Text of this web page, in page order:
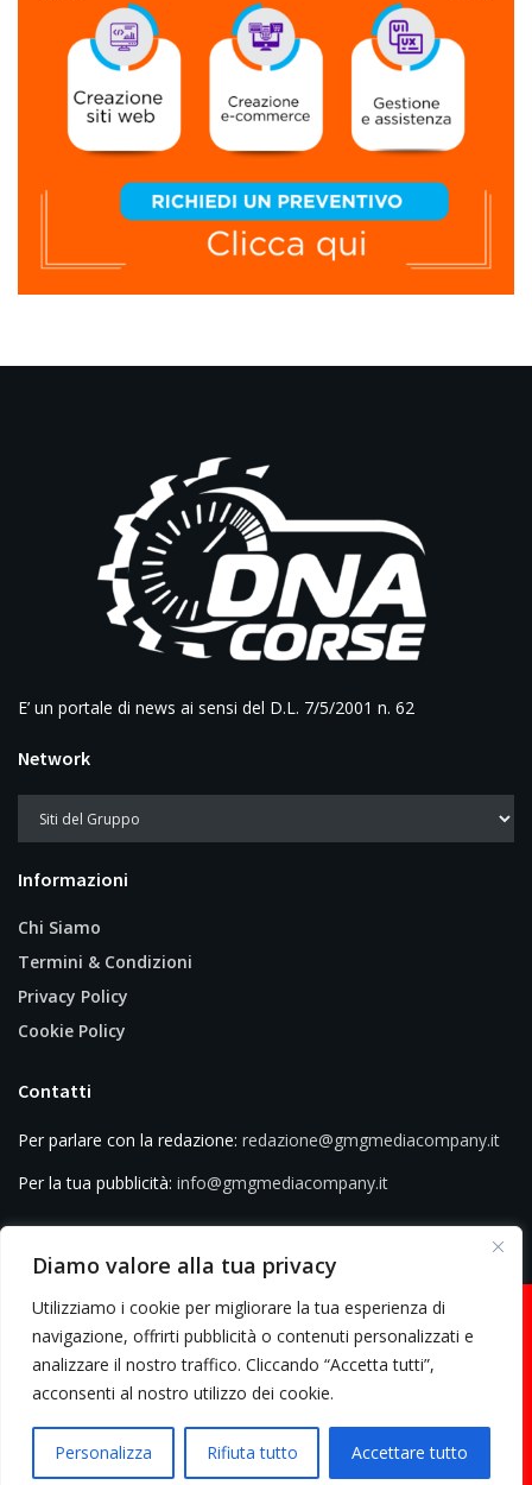
Diamo valore alla tua privacy
Utilizziamo i cookie per migliorare la tua esperienza di
navigazione, offrirti pubblicità o contenuti personalizzati e
analizzare il nostro traffico. Cliccando “Accetta tutti”,
acconsenti al nostro utilizzo dei cookie.
Personalizza Rifiuta tutto Accettare tutto
E’ un portale di news ai sensi del D.L. 7/5/2001 n. 62
Network
Informazioni
Chi Siamo
Termini & Condizioni
Privacy Policy
Cookie Policy
Contatti
Per parlare con la redazione: redazione@gmgmediacompany.it
Per la tua pubblicità: info@gmgmediacompany.it
© 2026 GMG Media Company Di Mossutti Gianluca | Sede legale: Corso
03234710642 | C.F: MSSGLC89D15L483O | REA: AV - 313130 | Domicilio
digitale: gmgmediacompany@pec.it